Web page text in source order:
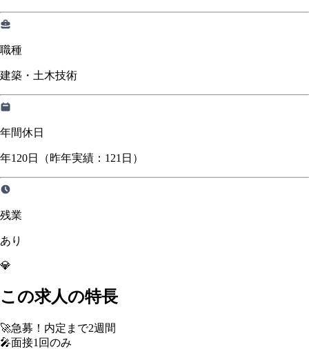
職種
建築・土木技術
年間休日
年120日（昨年実績：121日）
残業
あり
💎
この求人の特長
🚀急募！内定まで2週間
🎤面接1回のみ